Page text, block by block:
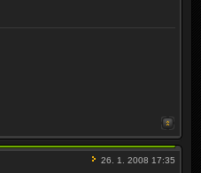
26. 1. 2008 17:35